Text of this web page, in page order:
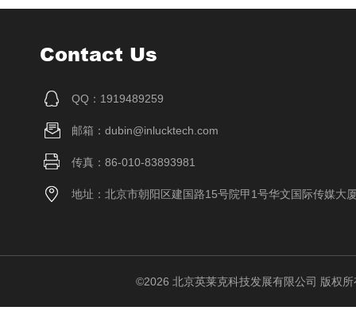
Contact Us
QQ：1919489259
邮箱：dubin@inlucktech.com
传真：86-010-83893981
地址：北京市朝阳区建国路15号院甲1号华文国际传媒大
©2026 北京英莱克科技发展有限公司 版